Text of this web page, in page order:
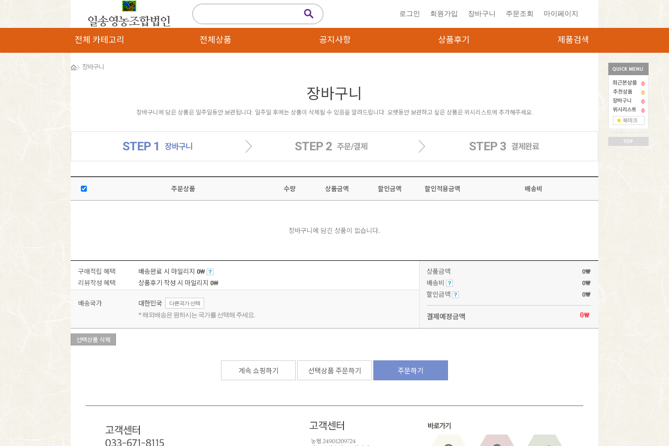
로그인 회원가입 장바구니 주문조회 마이페이지
전체 카테고리 전체상품 공지사항 상품후기 제품검색
0
0
0
0
장바구니
장바구니
장바구니에 담은 상품은 일주일동안 보관됩니다. 일주일 후에는 상품이 삭제될 수 있음을 알려드립니다. 오랫동안 보관하고 싶은 상품은 위시리스트에 추가해주세요.
STEP 1 장바구니 STEP 2 주문/결제 STEP 3 결제완료
주문상품 수량 상품금액 할인금액 할인적용금액 배송비
장바구니에 담긴 상품이 없습니다.
구매적립 혜택 배송완료 시 마일리지 0₩
리뷰작성 혜택
상품후기 작성 시 마일리지 0₩
배송국가 대한민국 다른국가 선택
* 해외배송은 원하시는 국가를 선택해 주세요.
상품금액
0₩
배송비
0₩
할인금액
0₩
결제예정금액 0₩
선택상품 삭제
계속 쇼핑하기 선택상품 주문하기 주문하기